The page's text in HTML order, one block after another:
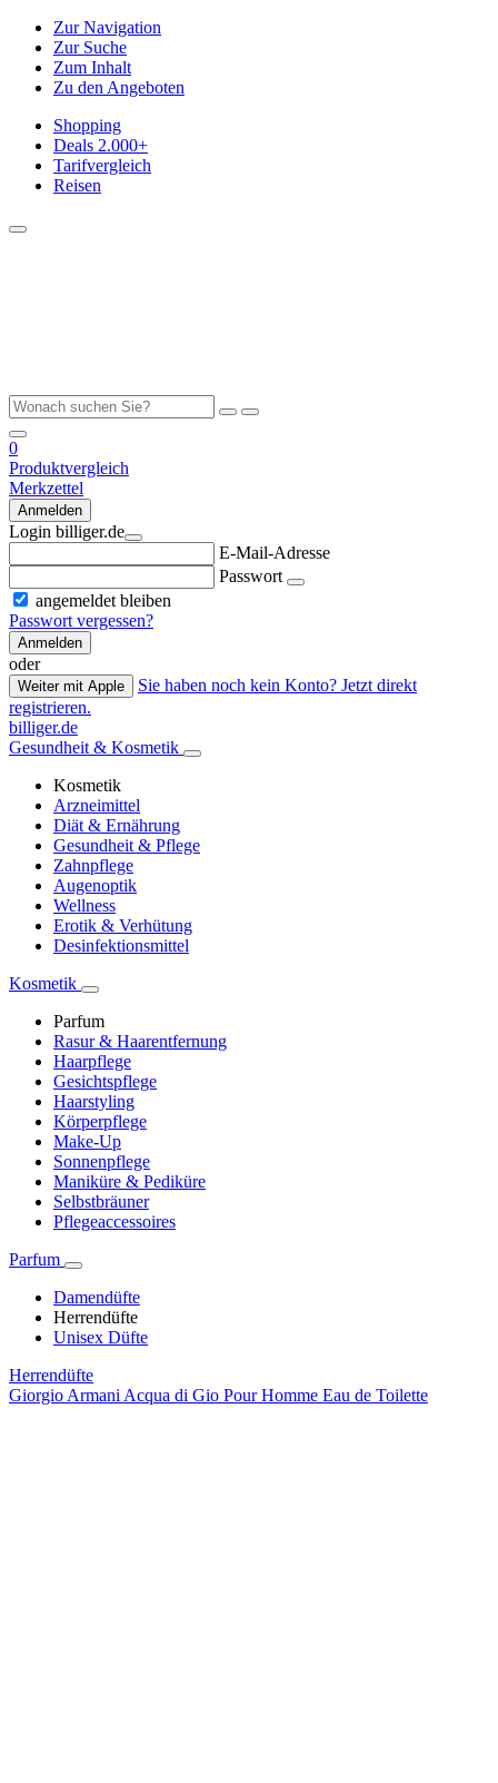
Zur Navigation
Zur Suche
Zum Inhalt
Zu den Angeboten
Shopping
Deals 2.000+
Tarifvergleich
Reisen
0
Produktvergleich
Merkzettel
Anmelden
Login billiger.de
E-Mail-Adresse
Passwort
angemeldet bleiben
Passwort vergessen?
Anmelden
oder
Weiter mit Apple
Sie haben noch kein Konto? Jetzt direkt
registrieren.
billiger.de
Gesundheit & Kosmetik
Kosmetik
Arzneimittel
Diät & Ernährung
Gesundheit & Pflege
Zahnpflege
Augenoptik
Wellness
Erotik & Verhütung
Desinfektionsmittel
Kosmetik
Parfum
Rasur & Haarentfernung
Haarpflege
Gesichtspflege
Haarstyling
Körperpflege
Make-Up
Sonnenpflege
Maniküre & Pediküre
Selbstbräuner
Pflegeaccessoires
Parfum
Damendüfte
Herrendüfte
Unisex Düfte
Herrendüfte
Giorgio Armani Acqua di Gio Pour Homme Eau de Toilette